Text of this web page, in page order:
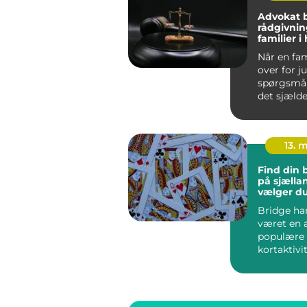
Advokat
familier i
Når en
over for
det
egen...
13.
Find din
på sjælland
vælger
Bridge
været en
populære
Sjælland